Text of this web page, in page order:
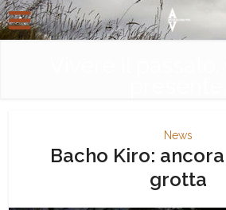
News
Bacho Kiro:
grotta